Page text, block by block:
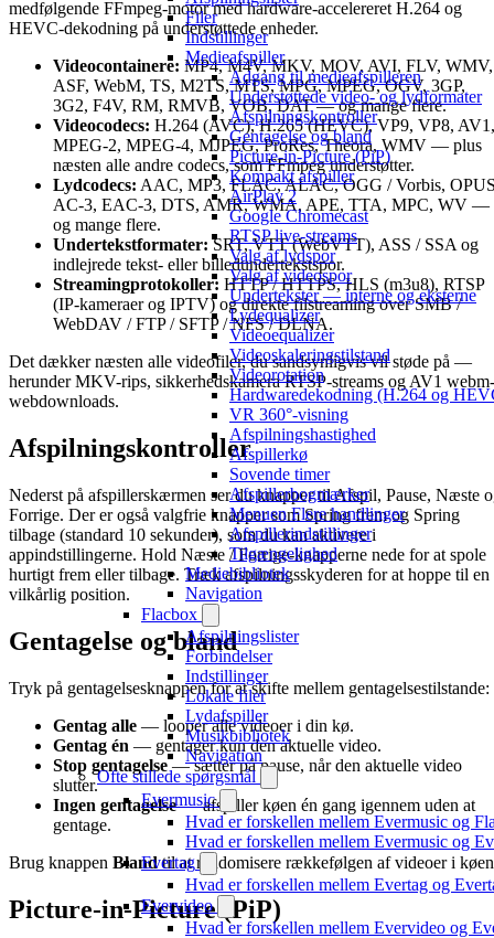
Filer
Indstillinger
Medieafspiller
Adgang til medieafspilleren
Understøttede video- og lydformater
Afspilningskontroller
Gentagelse og bland
Picture-in-Picture (PiP)
Kompakt afspiller
AirPlay 2
Google Chromecast
RTSP live-streams
Valg af lydspor
Valg af videospor
Undertekster — interne og eksterne
Lydequalizer
Videoequalizer
Videoskaleringstilstand
Videorotation
Hardwaredekodning (H.264 og
VR 360°-visning
Afspilningshastighed
Afspillerkø
Sovende timer
Afspillerbogmærker
Menuen Flere handlinger
Afspillerindstillinger
Tilgængelighed
Mediebibliotek
Navigation
Flacbox
Afspilningslister
Forbindelser
Indstillinger
Lokale filer
Lydafspiller
Musikbibliotek
Navigation
Ofte stillede spørgsmål
Evermusic
Hvad er forskellen mellem Evermusic og
Hvad er forskellen mellem Evermusic og
Evertag
Hvad er forskellen mellem Evertag og
Evervideo
Hvad er forskellen mellem Evervideo og
medfølgende FFmpeg-motor med hardware-accelereret H.264 og
HEVC-dekodning på understøttede enheder.
Videocontainere: MP4, M4V, MKV, MOV, AVI, FLV, WMV,
ASF, WebM, TS, M2TS, MTS, MPG, MPEG, OGV, 3GP,
3G2, F4V, RM, RMVB, VOB, DAT — og mange flere.
Videocodecs: H.264 (AVC), H.265 (HEVC), VP9, VP8, AV1,
MPEG-2, MPEG-4, MJPEG, ProRes, Theora, WMV — plus
næsten alle andre codecs, som FFmpeg understøtter.
Lydcodecs: AAC, MP3, FLAC, ALAC, OGG / Vorbis,
AC-3, EAC-3, DTS, AMR, WMA, APE, TTA, MPC, WV —
og mange flere.
Undertekstformater: SRT, VTT (WebVTT), ASS / SSA og
indlejrede tekst- eller billedundertekstspor.
Streamingprotokoller: HTTP / HTTPS, HLS (m3u8), RTSP
(IP-kameraer og IPTV) og direkte filstreaming over SMB /
WebDAV / FTP / SFTP / NFS / DLNA.
Det dækker næsten alle videofiler, du sandsynligvis vil støde på —
herunder MKV-rips, sikkerhedskamera RTSP-streams og AV1 webm-
webdownloads.
Afspilningskontroller
Nederst på afspillerskærmen ser du knapper til Afspil, Pause, Næste
Forrige. Der er også valgfrie knapper som Spring frem og Spring
tilbage (standard 10 sekunder), som du kan aktivere i
appindstillingerne. Hold Næste / Forrige-knapperne nede for at spole
hurtigt frem eller tilbage. Træk afspilningsskyderen for at hoppe til en
vilkårlig position.
Gentagelse og bland
Tryk på gentagelsesknappen for at skifte mellem gentagelsestilstande:
Gentag alle — looper alle videoer i din kø.
Gentag én — gentager kun den aktuelle video.
Stop gentagelse— sætter på pause, når den aktuelle video
slutter.
Ingen gentagelse— afspiller køen én gang igennem uden at
gentage.
Brug knappen Blandtil at randomisere rækkefølgen af ​​videoer i
Picture-in-Picture (PiP)